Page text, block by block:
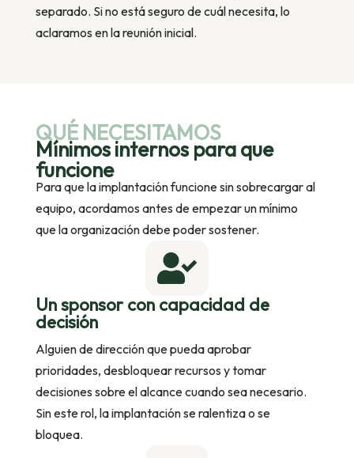
separado. Si no está seguro de cuál necesita, lo
aclaramos en la reunión inicial.
QUÉ NECESITAMOS
Mínimos internos para que
funcione
Para que la implantación funcione sin sobrecargar al
equipo, acordamos antes de empezar un mínimo
que la organización debe poder sostener.

Un sponsor con capacidad de
decisión
Alguien de dirección que pueda aprobar
prioridades, desbloquear recursos y tomar
decisiones sobre el alcance cuando sea necesario.
Sin este rol, la implantación se ralentiza o se
bloquea.